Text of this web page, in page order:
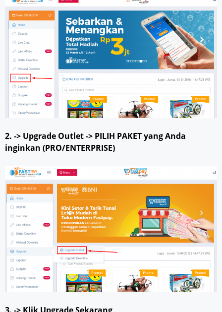
2. -> Upgrade Outlet -> PILIH PAKET yang Anda
inginkan (PRO/ENTERPRISE)